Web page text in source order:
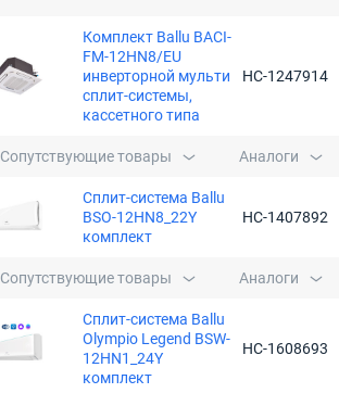
Комплект Ballu BACI-
FM-12HN8/EU
инверторной мульти
сплит-системы,
кассетного типа
НС-1247914
Сопутствующие товары Аналоги
Сплит-система Ballu
BSO-12HN8_22Y
комплект
НС-1407892
Сопутствующие товары Аналоги
Сплит-система Ballu
Olympio Legend BSW-
12HN1_24Y
комплект
НС-1608693